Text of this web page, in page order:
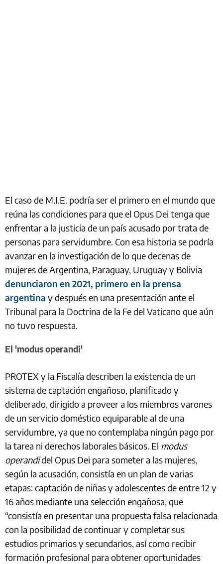
El caso de M.I.E. podría ser el primero en el mundo que
reúna las condiciones para que el Opus Dei tenga que
enfrentar a la justicia de un país acusado por trata de
personas para servidumbre. Con esa historia se podría
avanzar en la investigación de lo que decenas de
mujeres de Argentina, Paraguay, Uruguay y Bolivia
denunciaron en 2021, primero en la prensa
argentina y después en una presentación ante el
Tribunal para la Doctrina de la Fe del Vaticano que aún
no tuvo respuesta.
El 'modus operandi'
PROTEX y la Fiscalía describen la existencia de un
sistema de captación engañoso, planificado y
deliberado, dirigido a proveer a los miembros varones
de un servicio doméstico equiparable al de una
servidumbre, ya que no contemplaba ningún pago por
la tarea ni derechos laborales básicos. El modus
operandidel Opus Dei para someter a las mujeres,
según la acusación, consistía en un plan de varias
etapas: captación de niñas y adolescentes de entre 12 y
16 años mediante una selección engañosa, que
“consistía en presentar una propuesta falsa relacionada
con la posibilidad de continuar y completar sus
estudios primarios y secundarios, así como recibir
formación profesional para obtener oportunidades